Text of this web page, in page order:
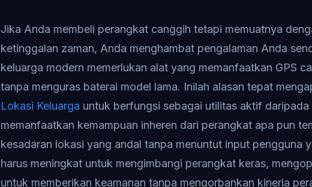
Jika Anda membeli perangkat canggih tetapi memuatnya
ketinggalan zaman, Anda menghambat pengalaman Anda
keluarga modern memerlukan alat yang memanfaatkan GPS
tanpa menguras baterai model lama. Inilah alasan tepat
Lokasi Keluarga untuk berfungsi sebagai utilitas aktif
memanfaatkan kemampuan inheren dari perangkat apa pun
kesadaran lokasi yang andal tanpa menuntut input pengguna
harus meningkat untuk mengimbangi perangkat keras,
untuk memberikan keamanan tanpa mengorbankan kinerja